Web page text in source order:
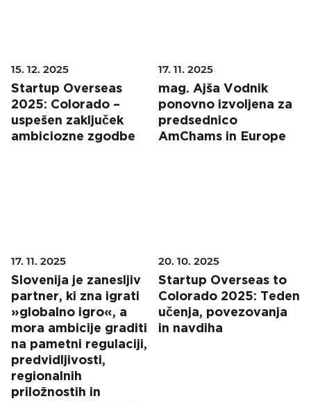
15. 12. 2025
Startup Overseas
2025: Colorado –
uspešen zaključek
ambiciozne zgodbe
17. 11. 2025
mag. Ajša Vodnik
ponovno izvoljena za
predsednico
AmChams in Europe
17. 11. 2025
Slovenija je zanesljiv
partner, ki zna igrati
»globalno igro«, a
mora ambicije graditi
na pametni regulaciji,
predvidljivosti,
regionalnih
priložnostih in
20. 10. 2025
Startup Overseas to
Colorado 2025: Teden
učenja, povezovanja
in navdiha